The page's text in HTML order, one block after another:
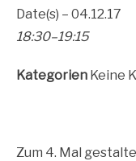
Date(s) – 04.12.17
18:30–19:15
Kate­go­rien Kei­ne
Zum 4. Mal